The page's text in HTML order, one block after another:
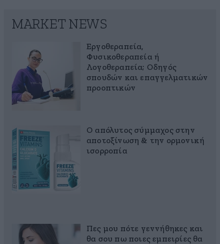
MARKET NEWS
Εργοθεραπεία,
Φυσικοθεραπεία ή
Λογοθεραπεία; Οδηγός
σπουδών και επαγγελματικών
προοπτικών
Ο απόλυτος σύμμαχος στην
αποτοξίνωση & την ορμονική
ισορροπία
Πες μου πότε γεννήθηκες και
θα σου πω ποιες εμπειρίες θα